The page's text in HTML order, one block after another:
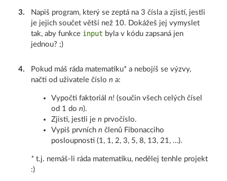
3.
Napiš program, který se zeptá na 3 čísla a zjistí, jestli
je jejich součet větší než 10. Dokážeš jej vymyslet
tak, aby funkce input byla v kódu zapsaná jen
jednou? ;)
4.
Pokud máš ráda matematiku* a nebojíš se výzvy,
načti od uživatele číslon a:
Vypočti faktoriáln! (součin všech celých čísel
od 1 don).
Zjisti, jestli jen prvočíslo.
Vypiš prvníchn členů Fibonacciho
posloupnosti (1, 1, 2, 3, 5, 8, 13, 21, …).
* t.j. nemáš-li ráda matematiku, nedělej tenhle projekt
:)